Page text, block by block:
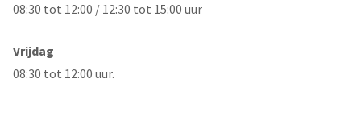
08:30 tot 12:00 / 12:30 tot 15:00 uur
Vrijdag
08:30 tot 12:00 uur.